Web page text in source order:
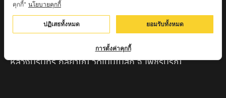
ครูบาตุ๊เจ้าปู่หว่าหลิ่ง วิระทะโย วัดเวฬุวัน อ.เชียงดาว
จ.เชียงใหม่
ครูบาศรี สุจิตโต บ้านสบก๋ง จ.ลำปาง
หลวงปู่รินทร์ กลฺยาโณ วัดเนินโบสถ์ จ.เพชรบูรณ์
คุกกี้" นโยบายคุกกี้
ปฏิเสธทั้งหมด ยอมรับทั้งหมด
การตั้งค่าคุกกี้